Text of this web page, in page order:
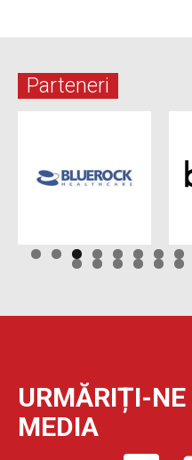
Parteneri
URMĂRIȚI-NE
MEDIA